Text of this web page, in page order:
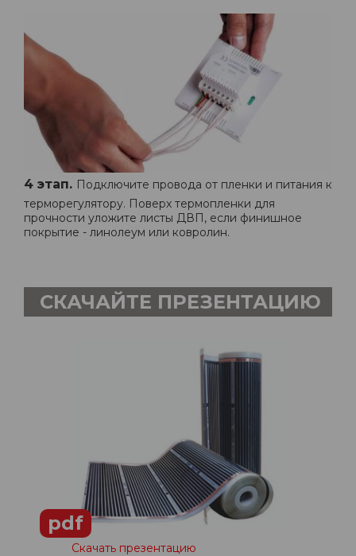
4 этап. Подключите провода от пленки и питания к
терморегулятору. Поверх термопленки для
прочности уложите листы ДВП, если финишное
покрытие - линолеум или ковролин.
СКАЧАЙТЕ ПРЕЗЕНТАЦИЮ
pdf
Скачать презентацию